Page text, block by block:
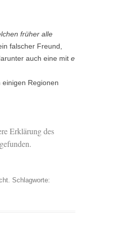
früher alle
falsch­er Fre­und,
auch eine mit e
Regio­nen
Erk­lärung des
Schlagworte: